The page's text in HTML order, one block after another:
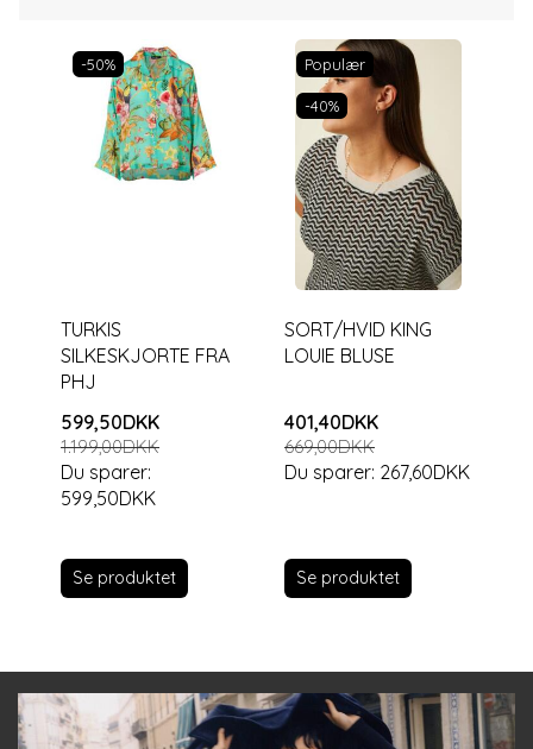
-50%
TURKIS
SILKESKJORTE FRA
PHJ
599,50DKK
1.199,00DKK
Du sparer:
599,50DKK
Se produktet
Populær
-40%
SORT/HVID KING
LOUIE BLUSE
401,40DKK
669,00DKK
Du sparer: 267,60DKK
Se produktet